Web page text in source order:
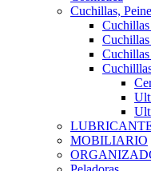
Cuchillas,
MOBILIARIO